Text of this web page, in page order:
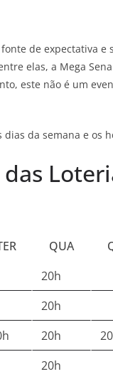
de expectativa
elas, a Mega
este não é um
da semana e os
QUA
20h
20h
20h
20h